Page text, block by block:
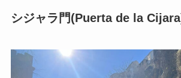
シジャラ門(Puerta de la